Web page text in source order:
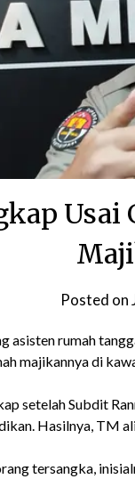
Posted on
asisten rumah
majikannya di
setelah Subdit
Hasilnya, TM
tersangka,